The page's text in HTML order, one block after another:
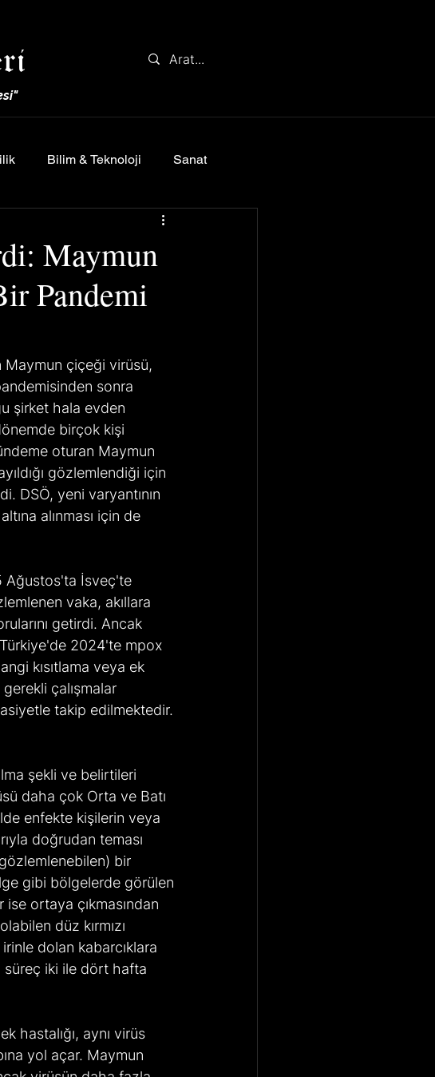
Bilim & Teknoloji Sanat
Maymun
Pandemi
sonra
şirket hala evden
birçok kişi
oturan Maymun
gözlemlendiği için
DSÖ, yeni varyantının
alınması için de
vaka, akıllara
getirdi. Ancak
Türkiye'de 2024'te mpox
kısıtlama veya ek
gerekli çalışmalar
takip edilmektedir.
daha çok Orta ve Batı
enfekte kişilerin veya
doğrudan teması
bir
gibi bölgelerde görülen
ortaya çıkmasından
düz kırmızı
dolan kabarcıklara
süreç iki ile dört hafta
yol açar. Maymun